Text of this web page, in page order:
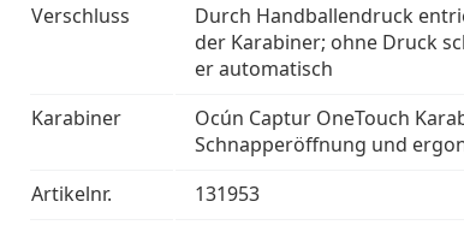
Verschluss
Durch Handballendruck
der Karabiner; ohne Druck
er automatisch
Karabiner
Ocún Captur OneTouch
Schnapperöffnung und
Artikelnr.
131953